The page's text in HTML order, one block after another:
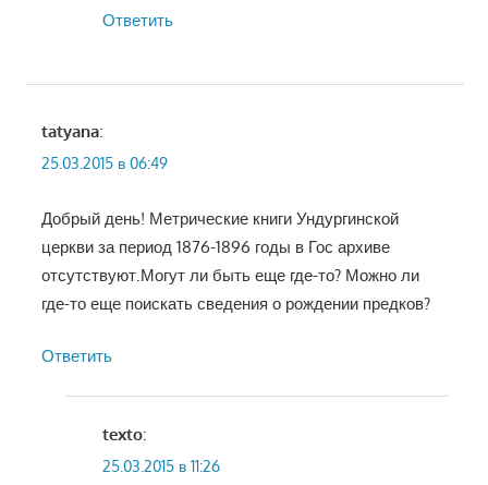
Ответить
tatyana:
25.03.2015 в 06:49
Добрый день! Метрические книги Ундургинской
церкви за период 1876-1896 годы в Гос архиве
отсутствуют.Могут ли быть еще где-то? Можно ли
где-то еще поискать сведения о рождении предков?
Ответить
texto:
25.03.2015 в 11:26